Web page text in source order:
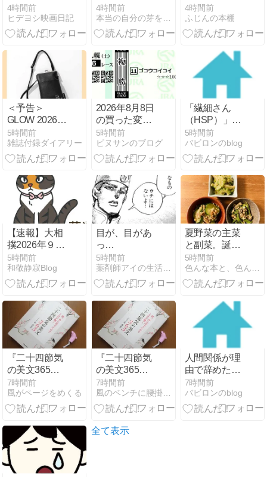
儚い愛の記憶
とすれ違う孤
独な心情を抒
4時間前
ヒデヨシ映画日記
い、という思
い
4時間前
子特別版】
(角川ルビー文
庫)
4時間前
ふじんの本棚
＜予告＞
GLOW 2026年
11月号増刊
【付録】
russet ×
ま口ショルダ
ーバッグ
5時間前
雑誌付録ダイアリー
2026年8月8日
の買った変な
馬名
5時間前
ピヌサンのブログ
「繊細さん
（HSP）」は
仕事が辛い？
向いてる環境
の選び方と強
5時間前
バビロンのblog
【速報】大相
撲2026年９月
場所 チケット
争奪戦 落選
5時間前
和敬静寂Blog
目が、目があ
っ…
5時間前
薬剤師アイの生活日誌
夏野菜の主菜
と副菜。誕生
日のビールと
お菓子
5時間前
『二十四節気
の美文365－
朝、声に出す
だけで1日が
輝く』島 永吏
7時間前
風がページをめくる
『二十四節気
の美文365－
朝、声に出す
だけで1日が
輝く』島 永吏
7時間前
風のベンチに腰掛けて 風がページをめくる
人間関係が理
由で辞めたい
人へ。次の職
場で繰り返さ
ないための見
7時間前
バビロンのblog
全て表示